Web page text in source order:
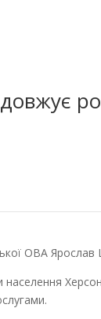
ОВА
населення